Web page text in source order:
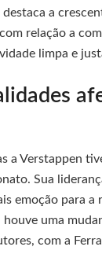
a
relação a
limpa e
a Verstappen
Sua
emoção para a
uma
com a